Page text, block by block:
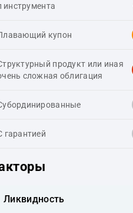
инструмента
купон
продукт или иная
сложная облигация
гарантией
Ликвидность